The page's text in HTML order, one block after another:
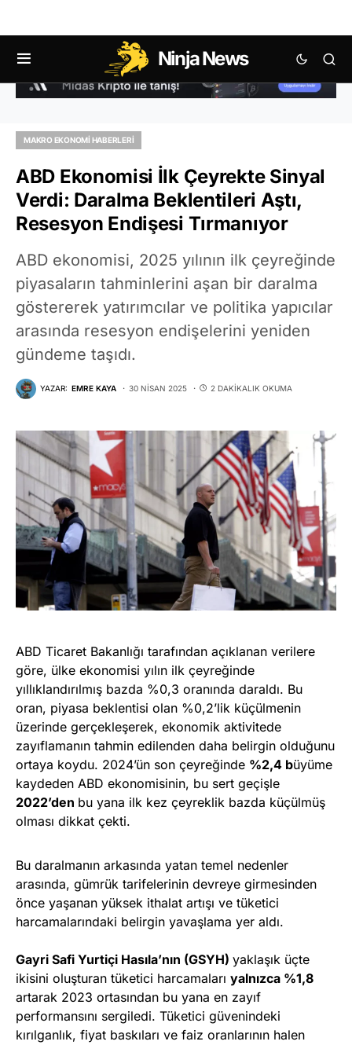
Ninja News
MAKRO EKONOMI HABERLERI
ABD Ekonomisi İlk Çeyrekte Sinyal
Verdi: Daralma Beklentileri Aştı,
Resesyon Endişesi Tırmanıyor
ABD ekonomisi, 2025 yılının ilk çeyreğinde
piyasaların tahminlerini aşan bir daralma
göstererek yatırımcılar ve politika yapıcılar
arasında resesyon endişelerini yeniden
gündeme taşıdı.
YAZAR: EMRE KAYA 30 NISAN 2025 2 DAKIKALIK OKUMA
ABD Ticaret Bakanlığı tarafından açıklanan verilere
göre, ülke ekonomisi yılın ilk çeyreğinde
yıllıklandırılmış bazda %0,3 oranında daraldı. Bu
oran, piyasa beklentisi olan %0,2’lik küçülmenin
üzerinde gerçekleşerek, ekonomik aktivitede
zayıflamanın tahmin edilenden daha belirgin olduğunu
ortaya koydu. 2024’ün son çeyreğinde %2,4 büyüme
kaydeden ABD ekonomisinin, bu sert geçişle
2022’den bu yana ilk kez çeyreklik bazda küçülmüş
olması dikkat çekti.
Bu daralmanın arkasında yatan temel nedenler
arasında, gümrük tarifelerinin devreye girmesinden
önce yaşanan yüksek ithalat artışı ve tüketici
harcamalarındaki belirgin yavaşlama yer aldı.
Gayri Safi Yurtiçi Hasıla’nın (GSYH) yaklaşık üçte
ikisini oluşturan tüketici harcamaları yalnızca %1,8
artarak 2023 ortasından bu yana en zayıf
performansını sergiledi. Tüketici güvenindeki
kırılganlık, fiyat baskıları ve faiz oranlarının halen